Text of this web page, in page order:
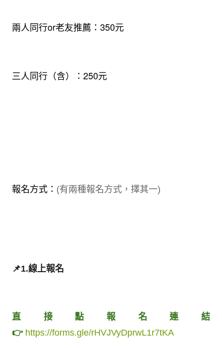
兩人同行or老友推薦：350元
三人同行（含）：250元
報名方式： (有兩種報名方式，擇其一)
📌1.線上報名
直接點報名連結
👉 https://forms.gle/rHVJVyDprwL1r7tKA